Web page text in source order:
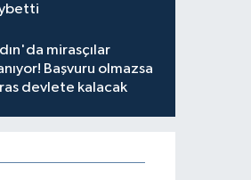
mirasçılar
Başvuru olmazsa
devlete kalacak